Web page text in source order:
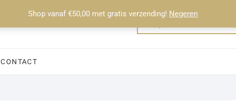
Shop vanaf €50,00 met gratis verzending! Negeren
CONTACT